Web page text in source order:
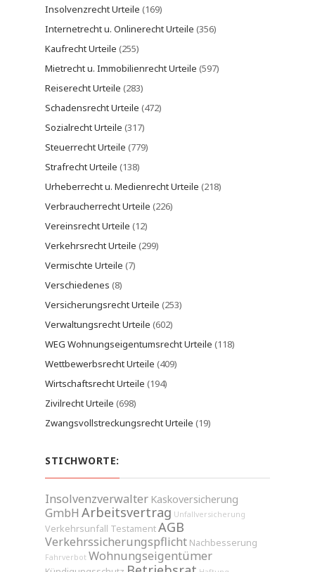
Insolvenzrecht Urteile (169)
Internetrecht u. Onlinerecht Urteile (356)
Kaufrecht Urteile (255)
Mietrecht u. Immobilienrecht Urteile (597)
Reiserecht Urteile (283)
Schadensrecht Urteile (472)
Sozialrecht Urteile (317)
Steuerrecht Urteile (779)
Strafrecht Urteile (138)
Urheberrecht u. Medienrecht Urteile (218)
Verbraucherrecht Urteile (226)
Vereinsrecht Urteile (12)
Verkehrsrecht Urteile (299)
Vermischte Urteile (7)
Verschiedenes (8)
Versicherungsrecht Urteile (253)
Verwaltungsrecht Urteile (602)
WEG Wohnungseigentumsrecht Urteile (118)
Wettbewerbsrecht Urteile (409)
Wirtschaftsrecht Urteile (194)
Zivilrecht Urteile (698)
Zwangsvollstreckungsrecht Urteile (19)
STICHWORTE:
Insolvenzverwalter Kaskoversicherung
GmbH Arbeitsvertrag Unfallversicherung
Verkehrsunfall TestamentAGB
Verkehrssicherungspflicht Nachbesserung
Fahrverbot Wohnungseigentümer